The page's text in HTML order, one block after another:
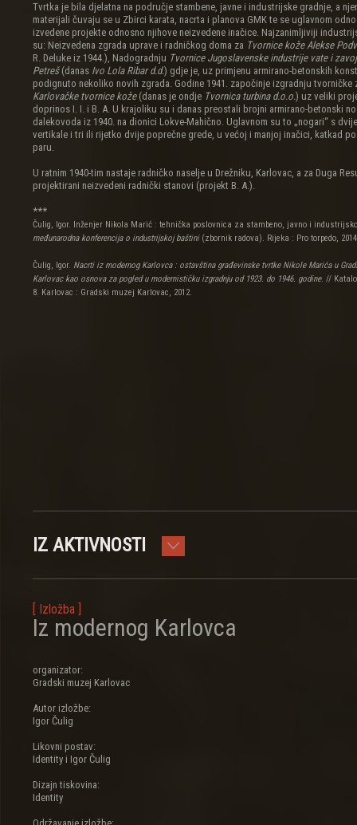
Tvrtka je bila djelatna na područje stambene, javne i industrijske gradnje, a
materijali čuvaju se u Zbirci karata, nacrta i planova GMK te se uglavnom
izvedene projekte odnosno njihove neizvedene inačice. Najzanimljiviji
su: Neizvedena zgrada uprave i radničkog doma za Tvornice kože Alekse
R. Deluke iz 1944.), Nadogradnju Tvornice Jugoslavenske industrije vate i
Petreš(danas Ivo Lola Ribar d.d.) gdje je, uz primjenu armirano-betonskih
podignuto nekoliko novih zgrada. Godine 1941. započinje izgradnju tvorničke
Karlovačke tvornice kože(danas je ondje Tvornica turbina d.o.o.) uz veliki
doprinos I. I. i B. A. U krajoliku su i danas preostali brojni armirano-betonski
dalekovoda iz 1940. na dionici Lokve-Mahično. Uglavnom su to „nogari“ s
vertikale i tri ili rijetko dvije poprečne grede, u većoj i manjoj inačici, katkad
paru.
U ratnim 1940-tim nastaje radničko naselje u Drežniku, Karlovac, a za Duga
projektirani neizvedeni radnički stanovi (projekt B. A.).
***
Čulig, Igor. Inženjer Nikola Marić : tehnička poslovnica za stambeno, javno i
međunarodna konferencija o industrijskoj baštini(zbornik radova). Rijeka : Pro torpedo,
Čulig, Igor. Nacrti iz modernog Karlovca : ostavština građevinske tvrtke Nikole Marića u
Karlovac kao osnova za pogled u modernističku izgradnju od 1923. do 1946. godine. //
8. Karlovac : Gradski muzej Karlovac, 2012.
IZ AKTIVNOSTI
[ Izložba ]
Iz modernog Karlovca
organizator:
Gradski muzej Karlovac
Autor izložbe:
Igor Čulig
Likovni postav:
Identity i Igor Čulig
Dizajn tiskovina:
Identity